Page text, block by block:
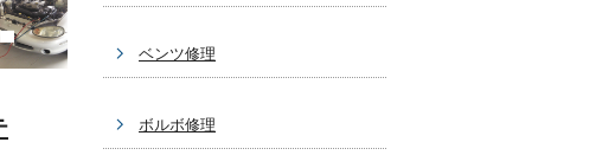
ベンツ修理
ボルボ修理